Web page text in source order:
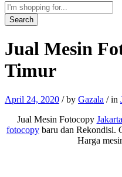
Search
Jual Mesin
Timur
April 24, 2020 /by Gazala /in
Jual Mesin Fotocopy Jakarta
fotocopy baru dan Rekondisi.
Harga